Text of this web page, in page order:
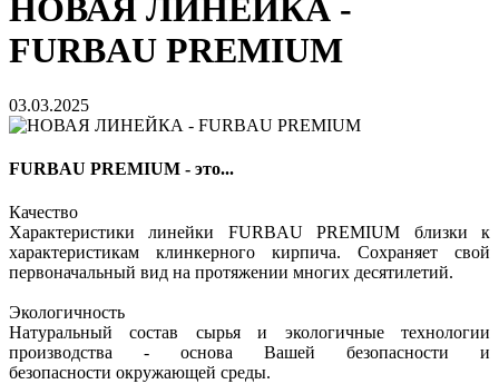
НОВАЯ ЛИНЕЙКА -
FURBAU PREMIUM
03.03.2025
FURBAU PREMIUM - это...
Качество
Характеристики линейки FURBAU PREMIUM близки к
характеристикам клинкерного кирпича. Сохраняет свой
первоначальный вид на протяжении многих десятилетий.
Экологичность
Натуральный состав сырья и экологичные технологии
производства - основа Вашей безопасности и
безопасности окружающей среды.